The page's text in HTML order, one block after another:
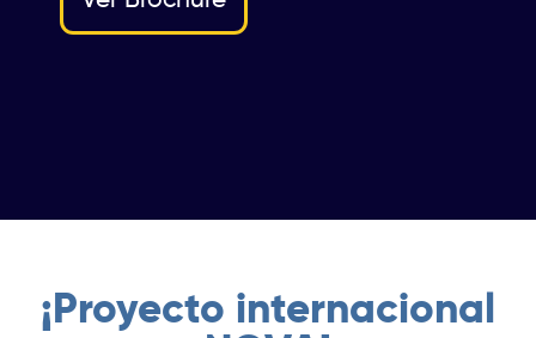
¡Proyecto internacional